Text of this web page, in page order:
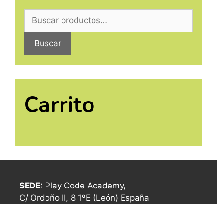
Buscar
Carrito
SEDE: Play Code Academy,
C/ Ordoño II, 8 1ºE (León) España